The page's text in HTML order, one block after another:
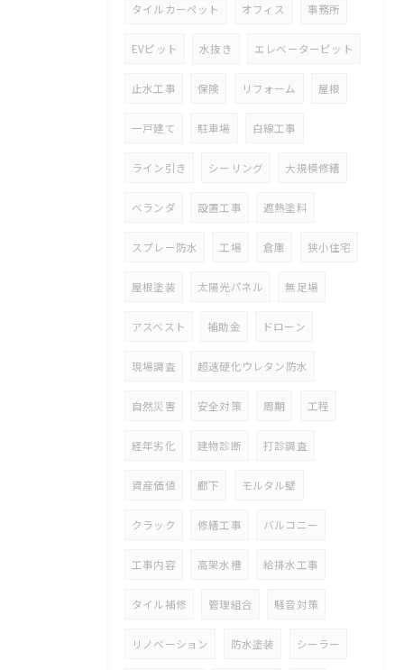
タイルカーペット オフィス 事務所
EVピット 水抜き エレベーターピット
止水工事 保険 リフォーム 屋根
一戸建て 駐車場 白線工事
ライン引き シーリング 大規模修繕
ベランダ 設置工事 遮熱塗料
スプレー防水 工場 倉庫 狭小住宅
屋根塗装 太陽光パネル 無足場
アスベスト 補助金 ドローン
現場調査 超速硬化ウレタン防水
自然災害 安全対策 周期 工程
経年劣化 建物診断 打診調査
資産価値 廊下 モルタル壁
クラック 修繕工事 バルコニー
工事内容 高架水槽 給排水工事
タイル補修 管理組合 騒音対策
リノベーション 防水塗装 シーラー